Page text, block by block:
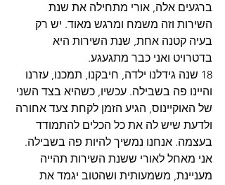
ברגעים אלה, אורי מתחילה את שנת
השירות וזה משמח ומרגש מאוד. יש רק
בעיה קטנה אחת, שנת השירות היא
בדטרויט ואני כבר מתגעגע.
18 שנה גידלנו ילדה, חיבקנו, תמכנו, עזרנו
והיינו פה בשבילה. עכשיו, כשהיא בצד השני
של האוקיינוס, הגיע הזמן לקחת צעד אחורה
ולדעת שיש לה את כל הכלים להתמודד
בעצמה. אנחנו נמשיך להיות פה בשבילה.
אני מאחל לאורי ששנת השירות תהייה
מעניינת, משמעותית ושהטוב יגמד את